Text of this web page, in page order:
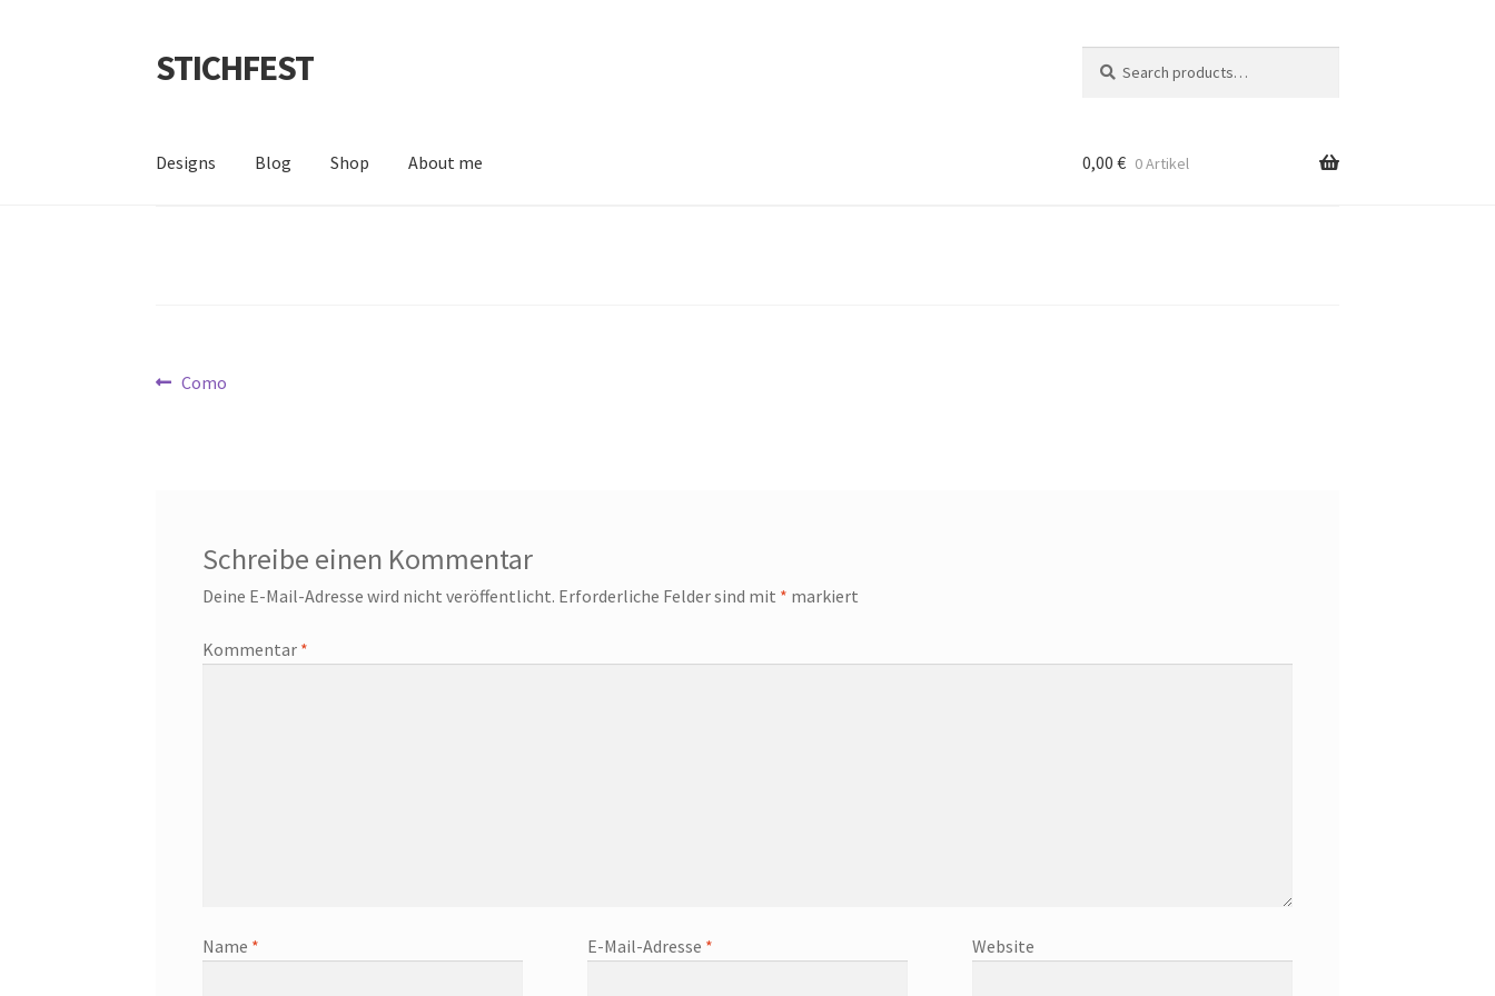
Zur
Navigation
Zum
Inhalt
STICHFEST
nach:
Designs Blog Shop About me 0,00 € 0 Artikel
Beitragsnavigation
Vorheriger
Como
Schreibe einen Kommentar
Deine E-Mail-Adresse wird nicht veröffentlicht. Erforderliche Felder sind mit * markiert
Kommentar *
Name * E-Mail-Adresse * Website